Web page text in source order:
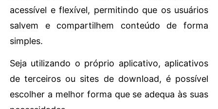
acessível e flexível, permitindo que os usuários
salvem e compartilhem conteúdo de forma
simples.
Seja utilizando o próprio aplicativo, aplicativos
de terceiros ou sites de download, é possível
escolher a melhor forma que se adequa às suas